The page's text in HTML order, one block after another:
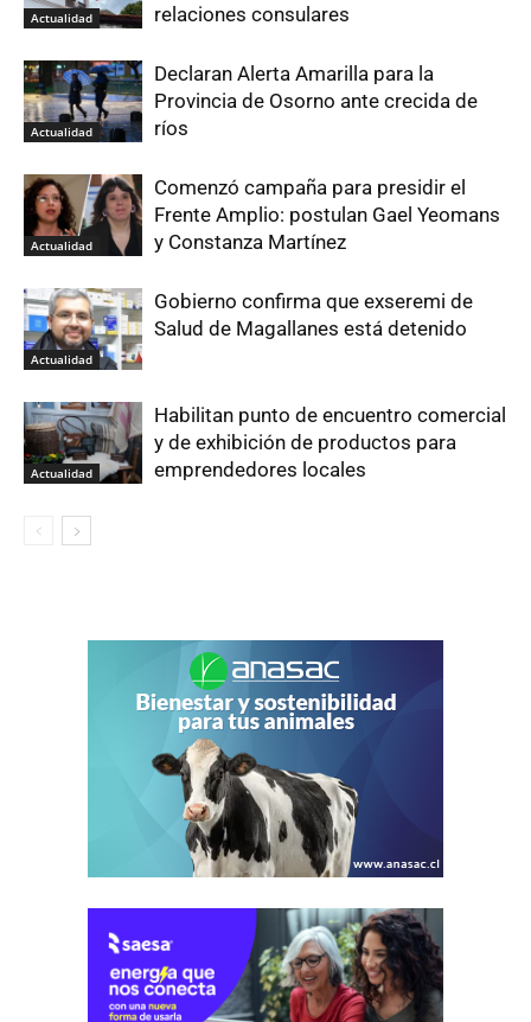
Actualidad
relaciones consulares
Actualidad
Declaran Alerta Amarilla para la
Provincia de Osorno ante crecida de
ríos
Actualidad
Comenzó campaña para presidir el
Frente Amplio: postulan Gael Yeomans
y Constanza Martínez
Actualidad
Gobierno confirma que exseremi de
Salud de Magallanes está detenido
Actualidad
Habilitan punto de encuentro comercial
y de exhibición de productos para
emprendedores locales